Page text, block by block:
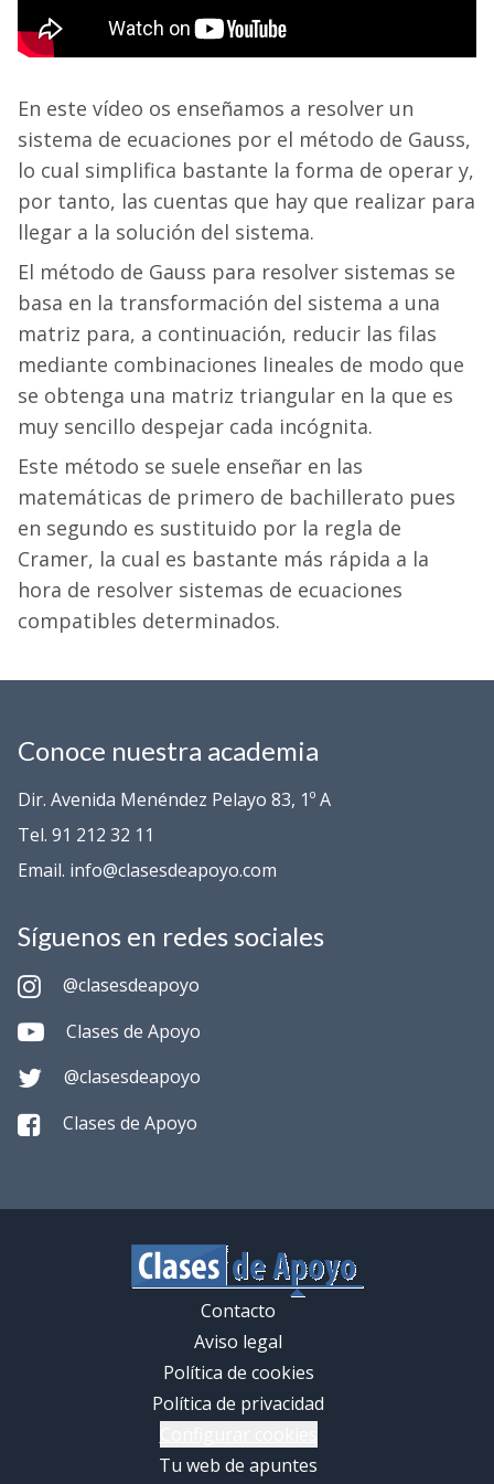
En este vídeo os enseñamos a resolver un
sistema de ecuaciones por el método de Gauss,
lo cual simplifica bastante la forma de operar y,
por tanto, las cuentas que hay que realizar para
llegar a la solución del sistema.
El método de Gauss para resolver sistemas se
basa en la transformación del sistema a una
matriz para, a continuación, reducir las filas
mediante combinaciones lineales de modo que
se obtenga una matriz triangular en la que es
muy sencillo despejar cada incógnita.
Este método se suele enseñar en las
matemáticas de primero de bachillerato pues
en segundo es sustituido por la regla de
Cramer, la cual es bastante más rápida a la
hora de resolver sistemas de ecuaciones
compatibles determinados.
Conoce nuestra academia
Dir. Avenida Menéndez Pelayo 83, 1º A
Tel. 91 212 32 11
Email. info@clasesdeapoyo.com
Síguenos en redes sociales
@clasesdeapoyo
Clases de Apoyo
@clasesdeapoyo
Clases de Apoyo
Contacto
Aviso legal
Política de cookies
Política de privacidad
Tu web de apuntes